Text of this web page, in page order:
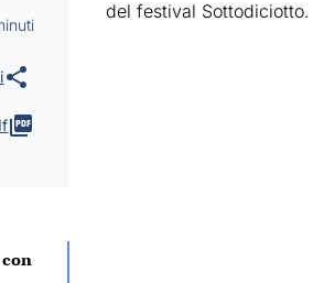
del festival Sottodiciotto.